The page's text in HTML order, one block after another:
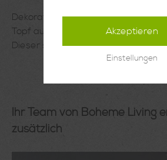
Dekorativer Metalltopf zum
Topf aus Metall im im perfekten
Dieser schöne kleine Kübel…Mehr
Ihr Team von Boheme Living
zusätzlich
Akzeptieren
Einstellungen